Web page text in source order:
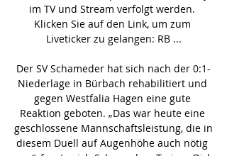
im TV und Stream verfolgt werden.
Klicken Sie auf den Link, um zum
Liveticker zu gelangen: RB ...
Der SV Schameder hat sich nach der 0:1-
Niederlage in Bürbach rehabilitiert und
gegen Westfalia Hagen eine gute
Reaktion geboten. „Das war heute eine
geschlossene Mannschaftsleistung, die in
diesem Duell auf Augenhöhe auch nötig